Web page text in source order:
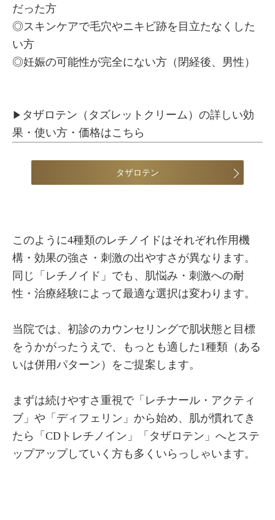
だった方
◎スキンケアで毛穴やニキビ跡を目立たなくした
い方
◎妊娠の可能性が完全にない方（閉経後、男性）
▶ タザロテン（タズレットクリーム）の詳しい効
果・使い方・価格はこちら
タザロテン
このように4種類のレチノイドはそれぞれ作用機
構・効果の強さ・刺激の出やすさが異なります。
同じ「レチノイド」でも、肌悩み・刺激への耐
性・治療経験によって最適な選択は変わります。
当院では、初診のカウンセリングで肌状態と目標
をうかがったうえで、もっとも適した1種類（ある
いは併用パターン）をご提案します。
まずは続けやすさ重視で「レチナール・アクティ
ブ」や「ディフェリン」から始め、肌が慣れてき
たら「CDトレチノイン」「タザロテン」へとステ
ップアップしていく方も多くいらっしゃいます。